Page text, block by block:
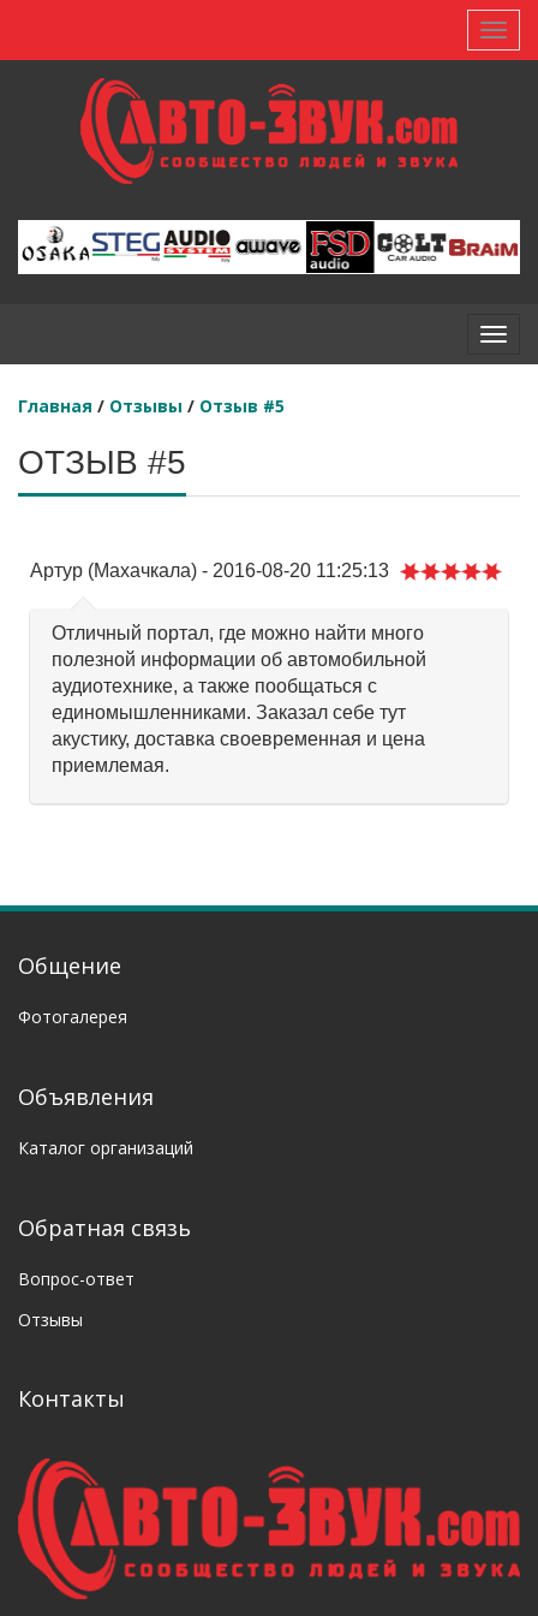
Главная / Отзывы / Отзыв #5
ОТЗЫВ #5
Артур (Махачкала) - 2016-08-20 11:25:13
Отличный портал, где можно найти много
полезной информации об автомобильной
аудиотехнике, а также пообщаться с
единомышленниками. Заказал себе тут
акустику, доставка своевременная и цена
приемлемая.
Общение
Фотогалерея
Объявления
Каталог организаций
Обратная связь
Вопрос-ответ
Отзывы
Контакты